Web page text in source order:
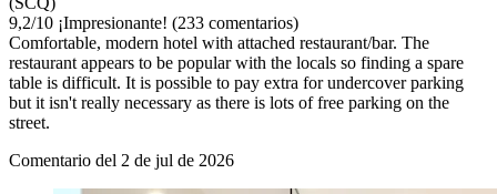
9,2/10 ¡Impresionante! (233 comentarios)
Comfortable, modern hotel with attached restaurant/bar. The
restaurant appears to be popular with the locals so finding a spare
table is difficult. It is possible to pay extra for undercover parking
but it isn't really necessary as there is lots of free parking on the
street.
Comentario del 2 de jul de 2026